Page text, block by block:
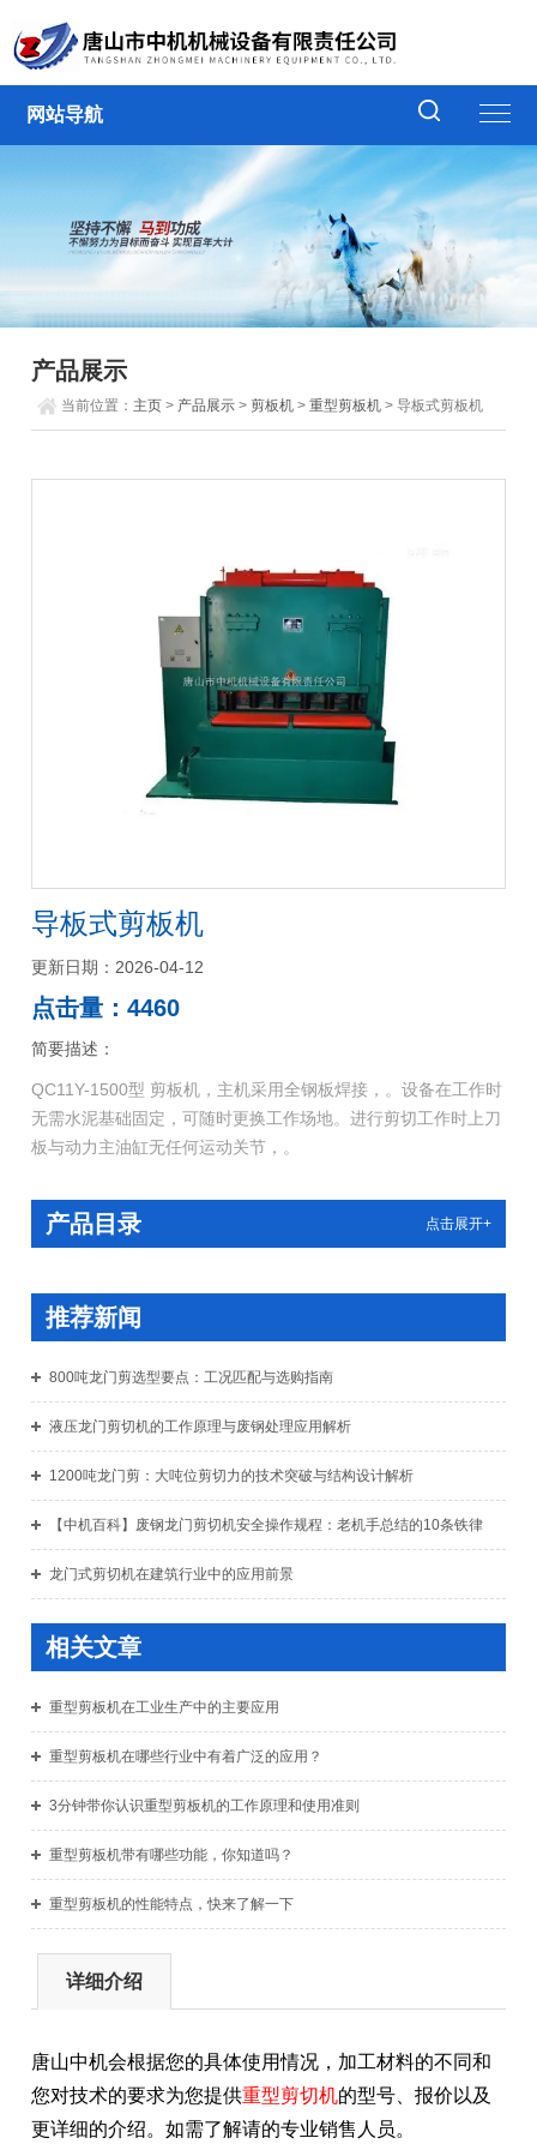
网站导航
产品展示
当前位置： 主页 > 产品展示 >剪板机 >重型剪板机 > 导板式剪板机
导板式剪板机
更新日期：2026-04-12
点击量：4460
简要描述：
QC11Y-1500型 剪板机，主机采用全钢板焊接，。设备在工作时
无需水泥基础固定，可随时更换工作场地。进行剪切工作时上刀
板与动力主油缸无任何运动关节，。
产品目录 点击展开+
推荐新闻
800吨龙门剪选型要点：工况匹配与选购指南
液压龙门剪切机的工作原理与废钢处理应用解析
1200吨龙门剪：大吨位剪切力的技术突破与结构设计解析
【中机百科】废钢龙门剪切机安全操作规程：老机手总结的10条铁律
龙门式剪切机在建筑行业中的应用前景
相关文章
重型剪板机在工业生产中的主要应用
重型剪板机在哪些行业中有着广泛的应用？
3分钟带你认识重型剪板机的工作原理和使用准则
重型剪板机带有哪些功能，你知道吗？
重型剪板机的性能特点，快来了解一下
详细介绍
唐山中机会根据您的具体使用情况，加工材料的不同和
您对技术的要求为您提供重型剪切机的型号、报价以及
更详细的介绍。如需了解请的专业销售人员。